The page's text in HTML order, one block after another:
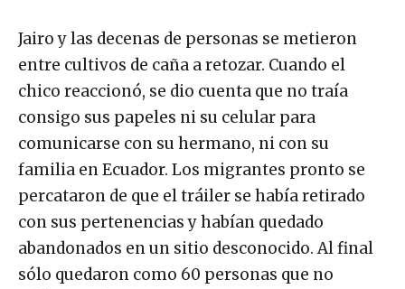
Jairo y las decenas de personas se metieron
entre cultivos de caña a retozar. Cuando el
chico reaccionó, se dio cuenta que no traía
consigo sus papeles ni su celular para
comunicarse con su hermano, ni con su
familia en Ecuador. Los migrantes pronto se
percataron de que el tráiler se había retirado
con sus pertenencias y habían quedado
abandonados en un sitio desconocido. Al final
sólo quedaron como 60 personas que no